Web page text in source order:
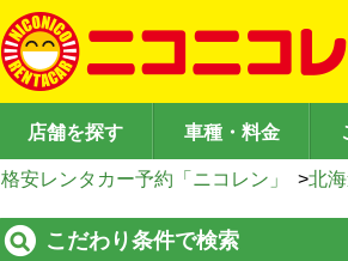
店舗を探す 車種・料金
格安レンタカー予約「ニコレン」 >北
こだわり条件で検索